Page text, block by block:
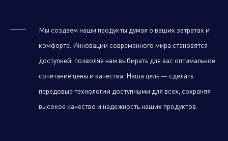
Климатическое оборудование
и бытовая техника
Инструмент и садовая техника
Мы создаем наши продукты думая о ваших затратах и
комфорте. Инновации современного мира становятся
доступней, позволяя нам выбирать для вас оптимальное
сочетание цены и качества. Наша цель — сделать
передовые технологии доступными для всех, сохраняя
высокое качество и надежность наших продуктов.